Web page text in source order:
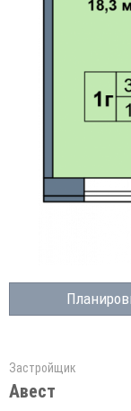
Застройщик
Авест